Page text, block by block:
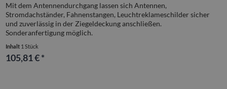
Mit dem Antennendurchgang lassen sich Antennen,
Stromdachständer, Fahnenstangen, Leuchtreklameschilder sicher
und zuverlässig in der Ziegeldeckung anschließen.
Sonderanfertigung möglich.
Inhalt 1 Stück
105,81 € *